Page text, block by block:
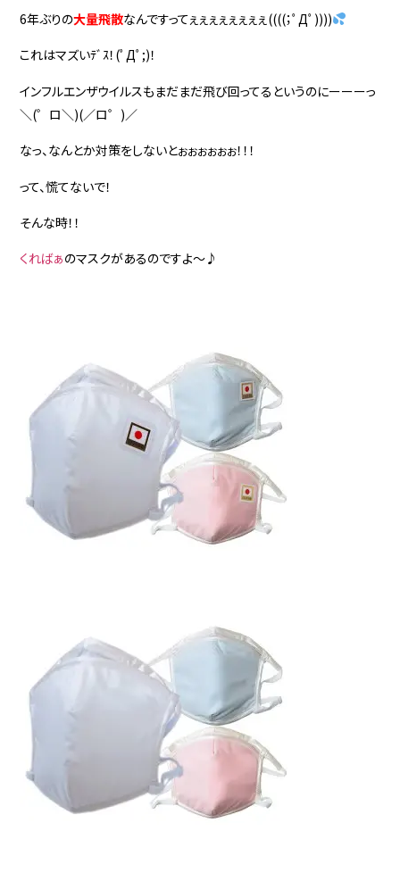
6年ぶりの大量飛散なんですってぇぇぇぇぇぇぇぇ((((；ﾟДﾟ))))
これはマズいﾃﾞｽ！(ﾟДﾟ;)！
インフルエンザウイルスもまだまだ飛び回ってるというのにーーーっ
＼(゜ロ＼)(／ロ゜)／
なっ、なんとか対策をしないとぉぉぉぉぉぉ！！！
って、慌てないで！
そんな時！！
くればぁのマスクがあるのですよ～♪